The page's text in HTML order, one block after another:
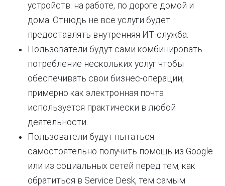
устройств: на работе, по дороге домой и
дома. Отнюдь не все услуги будет
предоставлять внутренняя ИТ-служба.
Пользователи будут сами комбинировать
потребление нескольких услуг чтобы
обеспечивать свои бизнес-операции,
примерно как электронная почта
используется практически в любой
деятельности.
Пользователи будут пытаться
самостоятельно получить помощь из Google
или из социальных сетей перед тем, как
обратиться в Service Desk, тем самым